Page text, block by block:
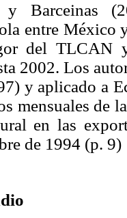
y Barceinas
entre México
del TLCAN
2002. Los
y aplicado a
mensuales de
en las
de 1994 (p. 9)